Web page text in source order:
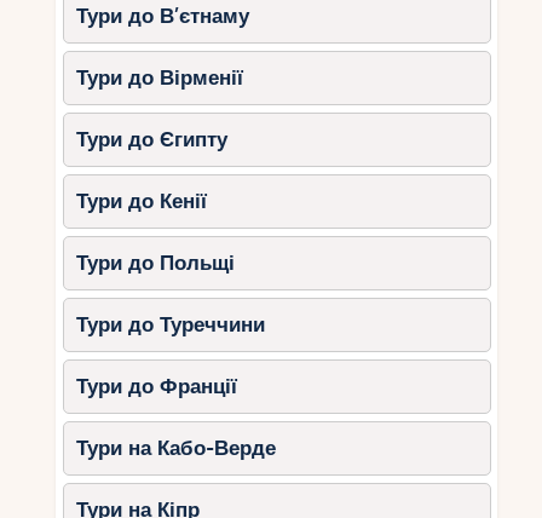
Для відпочинку у жовтні:
вибирати Середземне та Егейське
узбережжя.
Для відпочинку в
листопаді:Анталійське узбережжя
(Анталія, Аланья, Сіде, Белек)
залишається найтеплішим.
6. Корисні поради для
туристів
Слідкуйте за погодою:
холодить повільно, але температура
повітря може змінюватися.
Вибирайте південні курорти:Чим на
південь, тим довше триває купальний
сезон.
Тури до В’єтнаму
Тури до Вірменії
Тури до Єгипту
Тури до Кенії
Тури до Польщі
Тури до Туреччини
Тури до Франції
Тури на Кабо-Верде
Тури на Кіпр